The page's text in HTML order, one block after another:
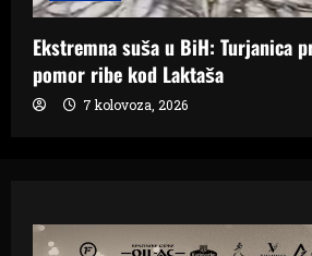
Ekstremna suša u BiH: Turjanica
pomor ribe kod Laktaša
7 kolovoza, 2026